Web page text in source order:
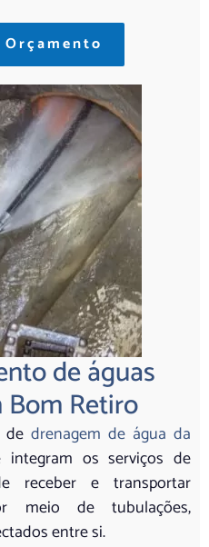
de águas
Retiro
de drenagem de água da
integram os serviços de
receber e transportar
meio de tubulações,
entre si.